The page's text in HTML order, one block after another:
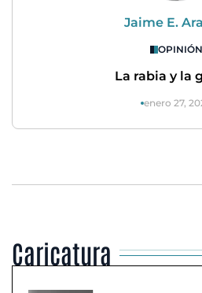
Jaime E.
OPINIÓN
La rabia y la
enero 27,
Caricatura